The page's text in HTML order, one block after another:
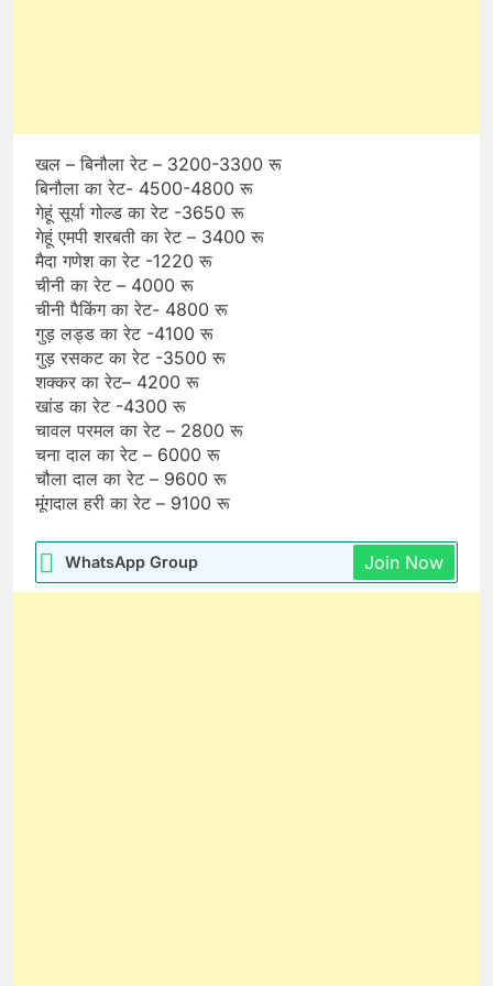
खल – बिनौला रेट – 3200-3300 रू
बिनौला का रेट- 4500-4800 रू
गेहूं सूर्या गोल्ड का रेट -3650 रू
गेहूं एमपी शरबती का रेट – 3400 रू
मैदा गणेश का रेट -1220 रू
चीनी का रेट – 4000 रू
चीनी पैकिंग का रेट- 4800 रू
गुड़ लड्ड का रेट -4100 रू
गुड़ रसकट का रेट -3500 रू
शक्कर का रेट– 4200 रू
खांड का रेट -4300 रू
चावल परमल का रेट – 2800 रू
चना दाल का रेट – 6000 रू
चौला दाल का रेट – 9600 रू
मूंगदाल हरी का रेट – 9100 रू
WhatsApp Group Join Now